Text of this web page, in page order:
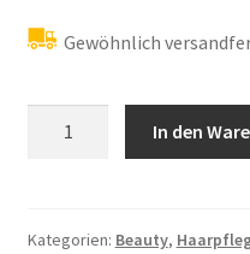
Gewöhnlich
Stimulating
In den
Kategorien: Beauty,